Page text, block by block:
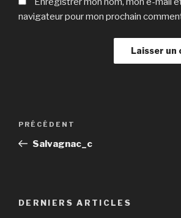
navigateur pour mon prochain
Navigation
l’article
Article
précédent
PRÉCÉDENT
Salvagnac_c
DERNIERS ARTICLES